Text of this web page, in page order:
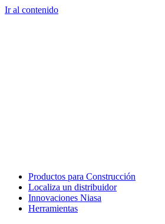
Ir al contenido
Productos para Construcción
Localiza un distribuidor
Innovaciones Niasa
Herramientas